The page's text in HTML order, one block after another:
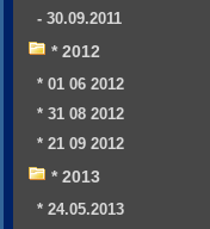
- 30.09.2011
* 2012
* 01 06 2012
* 31 08 2012
* 21 09 2012
* 2013
* 24.05.2013